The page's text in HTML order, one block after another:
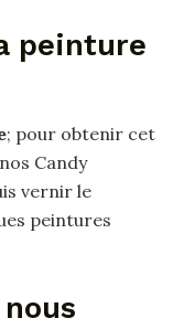
peinture
; pour obtenir cet
Candy
vernir le
peintures